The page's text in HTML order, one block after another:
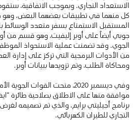
الاستعداد التجاري. وبموجب الاتفاقية،
كل منهما في تطبيقات بعضهما البعض، وهو
المستقبل الاستمتاع بسفر متعدد
جوبي أيضاً على أوبر إليفيت، وهو قسم من
الجوي. وقد تضمنت عملية الاستحواذ
من الأدوات البرمجية التي تركز على إدارة
ومحاكاة الطلب، وتم تزويدها ببيانات أوبر.
وفي ديسمبر 2020، منحت القوات
برنامج أجيليتي برايم، والذي تم تصميمه
التجاري للطيران الكهربائي.